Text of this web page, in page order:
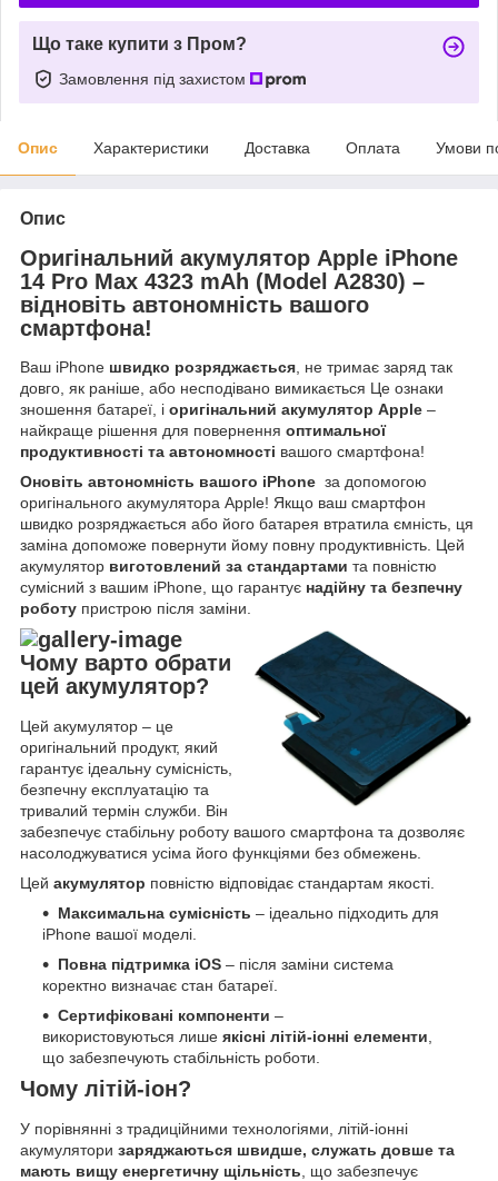
Що таке купити з Пром?
Замовлення під захистом
Опис Характеристики Доставка Оплата Умови
Опис
Оригінальний акумулятор Apple iPhone
14 Pro Max 4323 mAh (Model A2830) –
відновіть автономність вашого
смартфона!
Ваш iPhone швидко розряджається, не тримає заряд так
довго, як раніше, або несподівано вимикається Це ознаки
зношення батареї, і оригінальний акумулятор Apple –
найкраще рішення для повернення оптимальної
продуктивності та автономності вашого смартфона!
Оновіть автономність вашого iPhone за допомогою
оригінального акумулятора Apple! Якщо ваш смартфон
швидко розряджається або його батарея втратила ємність, ця
заміна допоможе повернути йому повну продуктивність. Цей
акумулятор виготовлений за стандартами та повністю
сумісний з вашим iPhone, що гарантує надійну та безпечну
роботу пристрою після заміни.
Чому варто обрати
цей акумулятор?
Цей акумулятор – це
оригінальний продукт, який
гарантує ідеальну сумісність,
безпечну експлуатацію та
тривалий термін служби. Він
забезпечує стабільну роботу вашого смартфона та дозволяє
насолоджуватися усіма його функціями без обмежень.
Цей акумулятор повністю відповідає стандартам якості.
Максимальна сумісність – ідеально підходить для
iPhone вашої моделі.
Повна підтримка iOS – після заміни система
коректно визначає стан батареї.
Сертифіковані компоненти –
використовуються лише якісні літій-іонні елементи
що забезпечують стабільність роботи.
Чому літій-іон?
У порівнянні з традиційними технологіями, літій-іонні
акумулятори заряджаються швидше, служать довше та
мають вищу енергетичну щільність , що забезпечує